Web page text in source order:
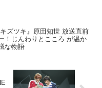
キズツキ』原田知世 放送直前
！じんわりとこころ が温か
な物語